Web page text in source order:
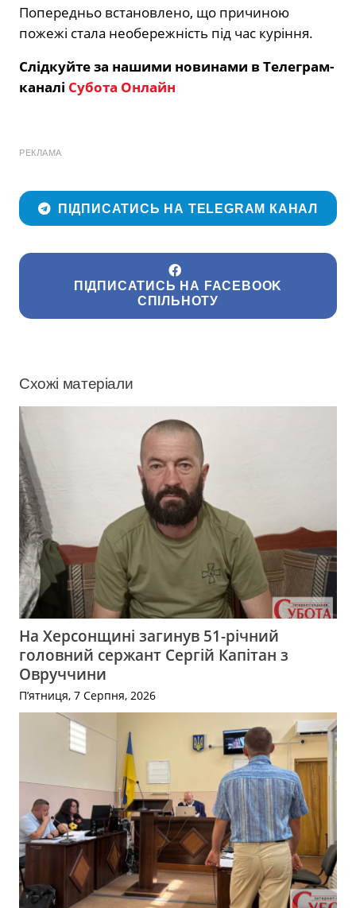
Попередньо встановлено, що причиною
пожежі стала необережність під час куріння.
Слідкуйте за нашими новинами в Телеграм-
каналі Субота Онлайн
РЕКЛАМА
ПІДПИСАТИСЬ НА TELEGRAM КАНАЛ
ПІДПИСАТИСЬ НА FACEBOOK
СПІЛЬНОТУ
Схожі матеріали
На Херсонщині загинув 51-річний
головний сержант Сергій Капітан з
Овруччини
П’ятниця, 7 Серпня, 2026